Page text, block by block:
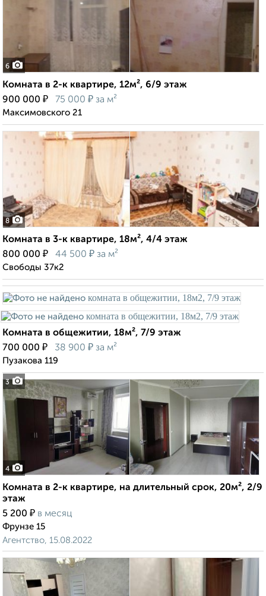
6
Комната в 2-к квартире, 12м², 6/9 этаж
900 000 ₽ 75 000 ₽ за м²
Максимовского 21
8
Комната в 3-к квартире, 18м², 4/4 этаж
800 000 ₽ 44 500 ₽ за м²
Свободы 37к2
3
Комната в общежитии, 18м², 7/9 этаж
700 000 ₽ 38 900 ₽ за м²
Пузакова 119
4
Комната в 2-к квартире, на длительный срок, 20м², 2/9
этаж
5 200 ₽ в месяц
Фрунзе 15
Агентство, 15.08.2022